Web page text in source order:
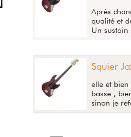
Après
qualité et
Un sustain
Squier
elle et
basse ,
sinon je